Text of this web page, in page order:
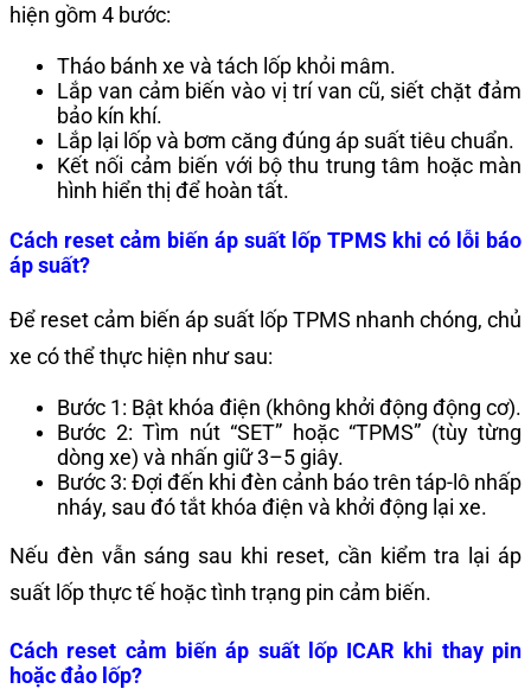
hiện gồm 4 bước:
Tháo bánh xe và tách lốp khỏi mâm.
Lắp van cảm biến vào vị trí van cũ, siết chặt đảm
bảo kín khí.
Lắp lại lốp và bơm căng đúng áp suất tiêu chuẩn.
Kết nối cảm biến với bộ thu trung tâm hoặc màn
hình hiển thị để hoàn tất.
Cách reset cảm biến áp suất lốp TPMS khi có lỗi báo
áp suất?
Để reset cảm biến áp suất lốp TPMS nhanh chóng, chủ
xe có thể thực hiện như sau:
Bước 1: Bật khóa điện (không khởi động động cơ).
Bước 2: Tìm nút “SET” hoặc “TPMS” (tùy từng
dòng xe) và nhấn giữ 3–5 giây.
Bước 3: Đợi đến khi đèn cảnh báo trên táp-lô nhấp
nháy, sau đó tắt khóa điện và khởi động lại xe.
Nếu đèn vẫn sáng sau khi reset, cần kiểm tra lại áp
suất lốp thực tế hoặc tình trạng pin cảm biến.
Cách reset cảm biến áp suất lốp ICAR khi thay pin
hoặc đảo lốp?